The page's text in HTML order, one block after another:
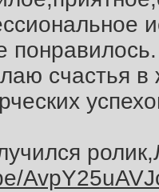
счастья в